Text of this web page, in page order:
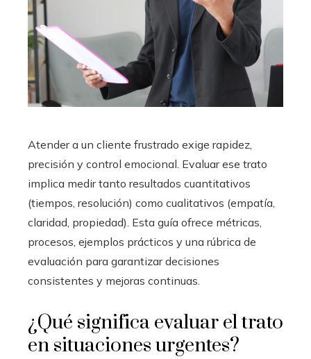
Atender a un cliente frustrado exige rapidez,
precisión y control emocional. Evaluar ese trato
implica medir tanto resultados cuantitativos
(tiempos, resolución) como cualitativos (empatía,
claridad, propiedad). Esta guía ofrece métricas,
procesos, ejemplos prácticos y una rúbrica de
evaluación para garantizar decisiones
consistentes y mejoras continuas.
¿Qué significa evaluar el trato
en situaciones urgentes?